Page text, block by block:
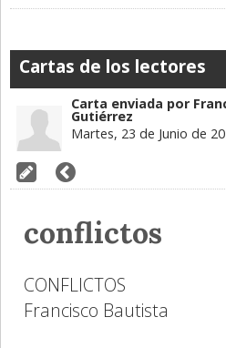
Cartas de los lectores
Carta enviada por
Gutiérrez
Martes, 23 de Junio de
conflictos
CONFLICTOS
Francisco Bautista